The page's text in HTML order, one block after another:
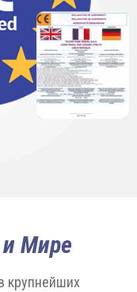
и Мире
крупнейших